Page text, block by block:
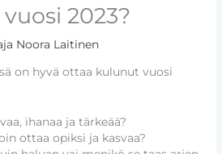
2023?
Noora Laitinen
on hyvä ottaa kulunut vuosi
ihanaa ja tärkeää?
ottaa opiksi ja kasvaa?